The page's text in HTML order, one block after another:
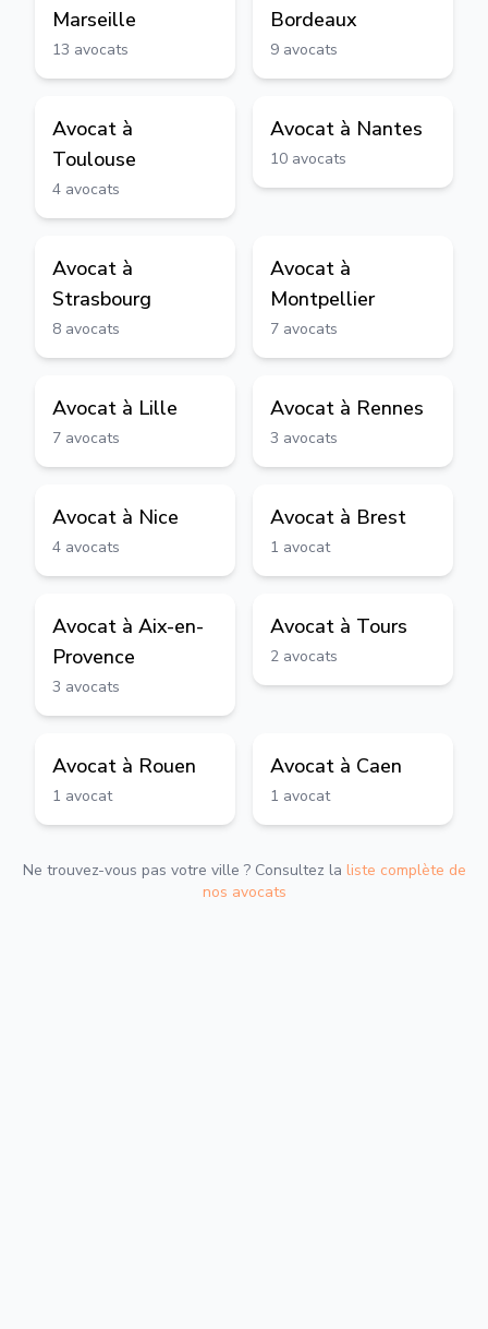
Marseille
13 avocats
Bordeaux
9 avocats
Avocat à
Toulouse
4 avocats
Avocat à Nantes
10 avocats
Avocat à
Strasbourg
8 avocats
Avocat à
Montpellier
7 avocats
Avocat à Lille
7 avocats
Avocat à Rennes
3 avocats
Avocat à Nice
4 avocats
Avocat à Brest
1 avocat
Avocat à Aix-en-
Provence
3 avocats
Avocat à Tours
2 avocats
Avocat à Rouen
1 avocat
Avocat à Caen
1 avocat
Ne trouvez-vous pas votre ville ? Consultez la liste complète de
nos avocats